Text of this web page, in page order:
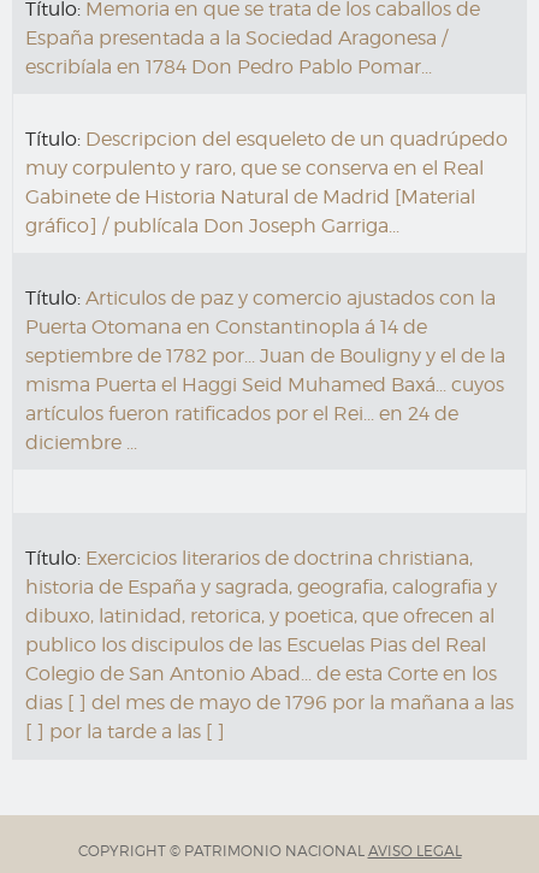
Título: Memoria en que se trata de los caballos de
España presentada a la Sociedad Aragonesa /
escribíala en 1784 Don Pedro Pablo Pomar...
Título: Descripcion del esqueleto de un quadrúpedo
muy corpulento y raro, que se conserva en el Real
Gabinete de Historia Natural de Madrid [Material
gráfico] / publícala Don Joseph Garriga...
Título: Articulos de paz y comercio ajustados con la
Puerta Otomana en Constantinopla á 14 de
septiembre de 1782 por... Juan de Bouligny y el de la
misma Puerta el Haggi Seid Muhamed Baxá... cuyos
artículos fueron ratificados por el Rei... en 24 de
diciembre ...
Título: Exercicios literarios de doctrina christiana,
historia de España y sagrada, geografia, calografia y
dibuxo, latinidad, retorica, y poetica, que ofrecen al
publico los discipulos de las Escuelas Pias del Real
Colegio de San Antonio Abad... de esta Corte en los
dias [ ] del mes de mayo de 1796 por la mañana a las
[ ] por la tarde a las [ ]
COPYRIGHT © PATRIMONIO NACIONAL AVISO LEGAL